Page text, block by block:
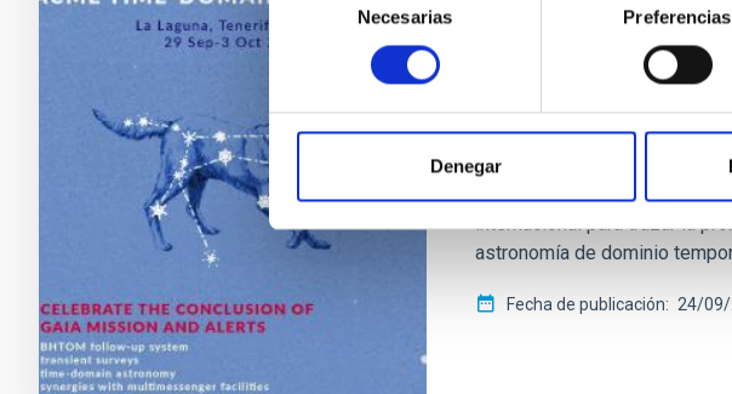
de
consentimiento
Necesarias Preferencias
Denegar
El IAC acoge un
multimensajera tras
El Instituto de Astrofísica de
ACME Time-Domainel , del
reunión marca un hito para la
internacional para trazar la
astronomía de dominio
Fecha de publicación 24/09/